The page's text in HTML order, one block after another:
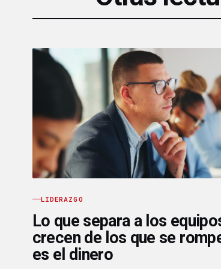
LIDERAZGO
Lo que separa a los
crecen de los que se
es el dinero